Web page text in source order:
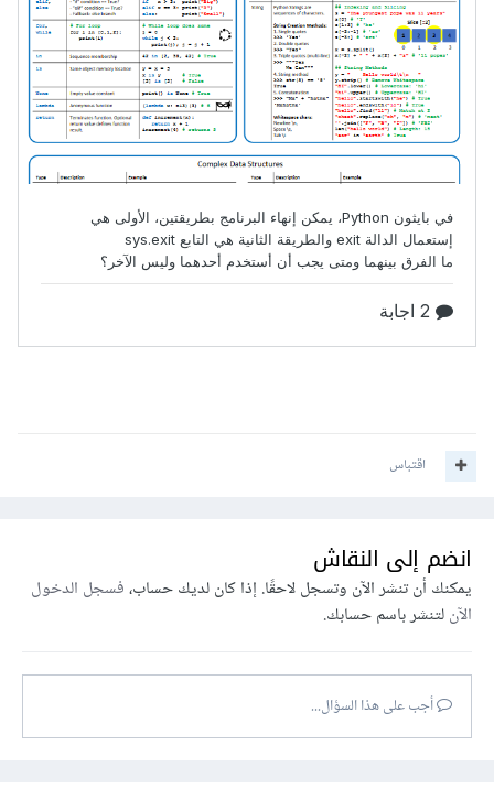
اقتباس
انضم إلى النقاش
يمكنك أن تنشر الآن وتسجل لاحقًا. إذا كان لديك حساب،فسجل الدخول
الآنلتنشر باسم حسابك.
أجب على هذا السؤال...